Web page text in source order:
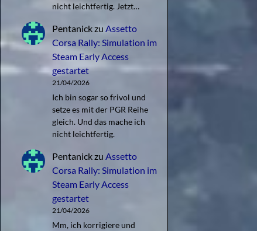
nicht leichtfertig. Jetzt…
Pentanickzu Assetto
Corsa Rally: Simulation im
Steam Early Access
gestartet
21/04/2026
Ich bin sogar so frivol und
setze es mit der PGR Reihe
gleich. Und das mache ich
nicht leichtfertig.
Pentanickzu Assetto
Corsa Rally: Simulation im
Steam Early Access
gestartet
21/04/2026
Mm, ich korrigiere und